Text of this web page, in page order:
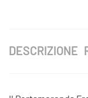
DESCRIZIONE